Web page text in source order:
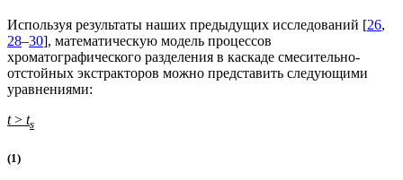
Используя результаты наших предыдущих исследований [26,
28–30], математическую модель процессов
хроматографического разделения в каскаде смесительно-
отстойных экстракторов можно представить следующими
уравнениями:
t> ts
(1)